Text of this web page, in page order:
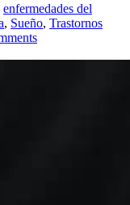
enfermedades del
, Sueño, Trastornos